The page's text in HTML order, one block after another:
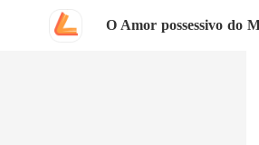
O Amor possessivo do